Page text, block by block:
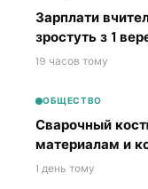
Зарплати
зростуть з 1
19 часов тому
ОБЩЕСТВО
Сварочный
материалам и
1 день тому